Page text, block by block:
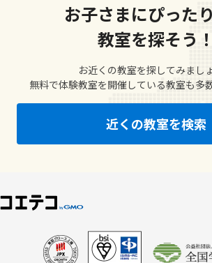
お子さまにぴった
教室を探そう！
お近くの教室を探してみまし
無料で体験教室を開催している教室も多
近くの教室を検索